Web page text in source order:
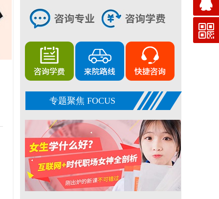
专题聚焦 FOCUS